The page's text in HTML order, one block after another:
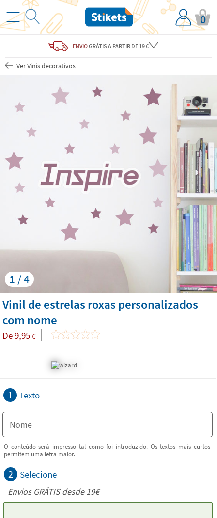
0
ENVIOGRÁTIS A PARTIR DE 19 €
Ver Vinis decorativos
1 / 4
Vinil de estrelas roxas personalizados
com nome
De9,95 €
1 Texto
O conteúdo será impresso tal como foi introduzido. Os textos mais curtos
permitem uma letra maior.
2 Selecione
Envios GRÁTIS desde 19€